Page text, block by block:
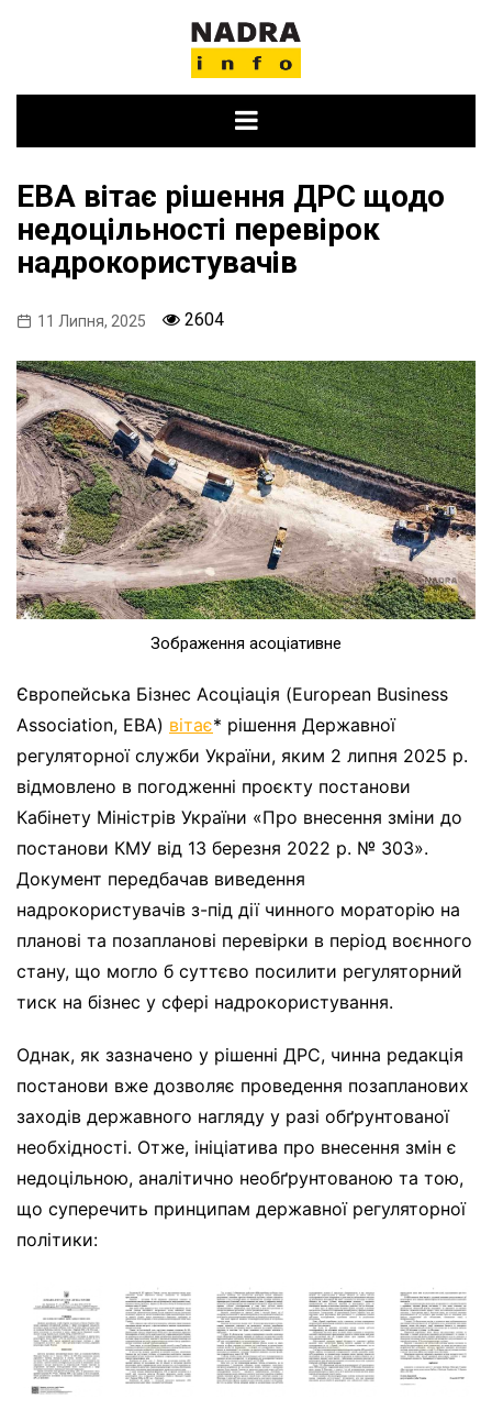
EBA вітає рішення ДРС щодо
недоцільності перевірок
надрокористувачів
11 Липня, 2025 2604
Зображення асоціативне
Європейська Бізнес Асоціація (European Business
Association, EBA) вітає* рішення Державної
регуляторної служби України, яким 2 липня 2025 р.
відмовлено в погодженні проєкту постанови
Кабінету Міністрів України «Про внесення зміни до
постанови КМУ від 13 березня 2022 р. № 303».
Документ передбачав виведення
надрокористувачів з-під дії чинного мораторію на
планові та позапланові перевірки в період воєнного
стану, що могло б суттєво посилити регуляторний
тиск на бізнес у сфері надрокористування.
Однак, як зазначено у рішенні ДРС, чинна редакція
постанови вже дозволяє проведення позапланових
заходів державного нагляду у разі обґрунтованої
необхідності. Отже, ініціатива про внесення змін є
недоцільною, аналітично необґрунтованою та тою,
що суперечить принципам державної регуляторної
політики: